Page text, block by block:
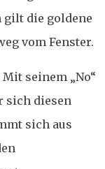
die goldene
vom Fenster.
seinem „No“
sich diesen
sich aus